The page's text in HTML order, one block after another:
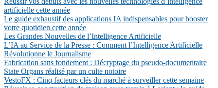
artificielle cette année
Le guide exhaustif des applications IA indispensables pour booster
votre quotidien cette année
Les Grandes Nouvelles de l’Intelligence Artificielle
L’IA au Service de la Presse : Comment l’Intelligence Artificielle
Révolutionne le Journalisme
Fabrication sans fondement : Décryptage du pseudo-documentaire
State Organs réalisé par un culte notoire
VestoFX : Cinq facteurs clés du marché à surveiller cette semaine